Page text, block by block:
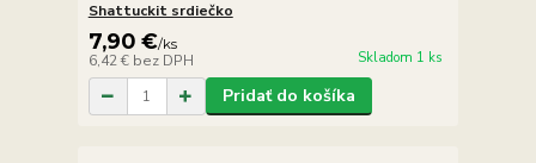
Shattuckit srdiečko
7,90 €/ks
6,42 € bez DPH Skladom 1 ks
Pridať do košíka